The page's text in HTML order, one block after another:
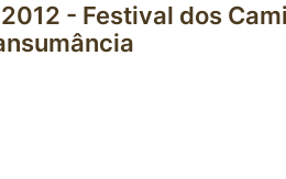
- Festival dos